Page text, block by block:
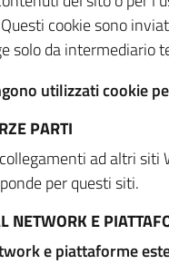
cookie sono
solo da intermediario
utilizzati cookie
PARTI
ad altri siti
per questi siti.
NETWORK E
e piattaforme